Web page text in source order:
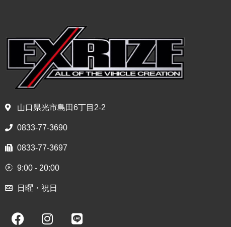
山口県光市島田6丁目2-2
0833-77-3690
0833-77-3697
9:00 - 20:00
日曜・祝日